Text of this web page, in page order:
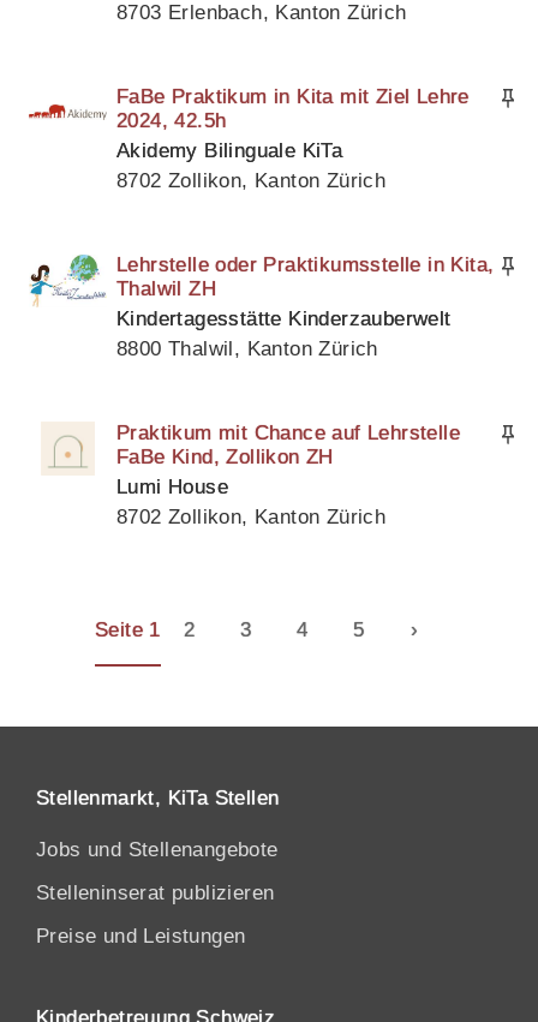
8703 Erlenbach, Kanton Zürich
FaBe Praktikum in Kita mit Ziel Lehre
2024, 42.5h
Akidemy Bilinguale KiTa
8702 Zollikon, Kanton Zürich
Lehrstelle oder Praktikumsstelle in Kita,
Thalwil ZH
Kindertagesstätte Kinderzauberwelt
8800 Thalwil, Kanton Zürich
Praktikum mit Chance auf Lehrstelle
FaBe Kind, Zollikon ZH
Lumi House
8702 Zollikon, Kanton Zürich
Seite 1 2 3 4 5 ›
Stellenmarkt, KiTa Stellen
Jobs und Stellenangebote
Stelleninserat publizieren
Preise und Leistungen